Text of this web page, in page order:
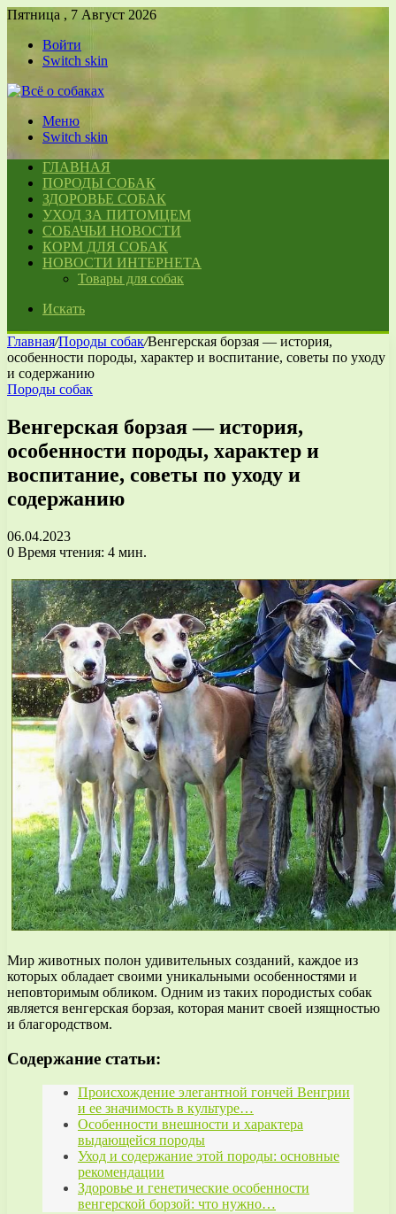
Пятница , 7 Август 2026
Войти
Switch skin
Меню
Switch skin
ГЛАВНАЯ
ПОРОДЫ СОБАК
ЗДОРОВЬЕ СОБАК
УХОД ЗА ПИТОМЦЕМ
СОБАЧЬИ НОВОСТИ
КОРМ ДЛЯ СОБАК
НОВОСТИ ИНТЕРНЕТА
Товары для собак
Искать
Главная/Породы собак/Венгерская борзая — история,
особенности породы, характер и воспитание, советы по уходу
и содержанию
Породы собак
Венгерская борзая — история,
особенности породы, характер и
воспитание, советы по уходу и
содержанию
06.04.2023
0 Время чтения: 4 мин.
Мир животных полон удивительных созданий, каждое из
которых обладает своими уникальными особенностями и
неповторимым обликом. Одним из таких породистых собак
является венгерская борзая, которая манит своей изящностью
и благородством.
Содержание статьи:
Происхождение элегантной гончей Венгрии
и ее значимость в культуре…
Особенности внешности и характера
выдающейся породы
Уход и содержание этой породы: основные
рекомендации
Здоровье и генетические особенности
венгерской борзой: что нужно…